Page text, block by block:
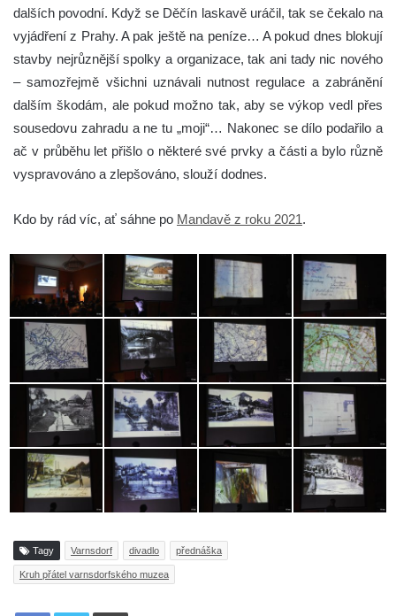
dalších povodní. Když se Děčín laskavě uráčil, tak se čekalo na
vyjádření z Prahy. A pak ještě na peníze… A pokud dnes blokují
stavby nejrůznější spolky a organizace, tak ani tady nic nového
– samozřejmě všichni uznávali nutnost regulace a zabránění
dalším škodám, ale pokud možno tak, aby se výkop vedl přes
sousedovu zahradu a ne tu „moji“… Nakonec se dílo podařilo a
ač v průběhu let přišlo o některé své prvky a části a bylo různě
vyspravováno a zlepšováno, slouží dodnes.
Kdo by rád víc, ať sáhne po Mandavě z roku 2021.
Tagy Varnsdorf divadlo přednáška
Kruh přátel varnsdorfského muzea
Tisknout